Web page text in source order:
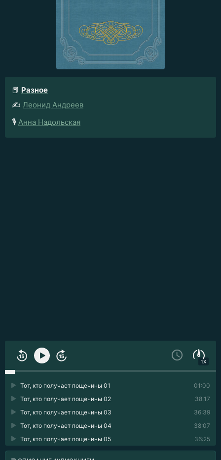
📕 Разное
✍️ Леонид Андреев
🎙️ Анна Надольская
1X
01:00
Тот, кто получает пощечины 01
38:17
Тот, кто получает пощечины 02
36:39
Тот, кто получает пощечины 03
38:07
Тот, кто получает пощечины 04
36:25
Тот, кто получает пощечины 05